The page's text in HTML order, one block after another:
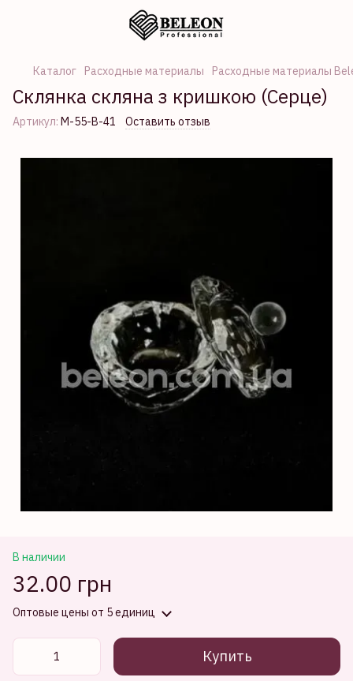
Каталог Расходные материалы Расходные материалы
Склянка скляна з кришкою (Серце)
Артикул: М-55-В-41 Оставить отзыв
В наличии
32.00 грн
Оптовые цены от 5 единиц
Купить